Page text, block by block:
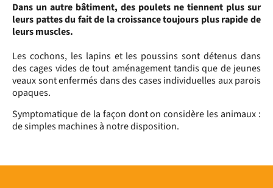
Dans un autre bâtiment, des poulets ne tiennent plus sur
leurs pattes du fait de la croissance toujours plus rapide de
leurs muscles.
Les cochons, les lapins et les poussins sont détenus dans
des cages vides de tout aménagement tandis que de jeunes
veaux sont enfermés dans des cases individuelles aux parois
opaques.
Symptomatique de la façon dont on considère les animaux :
de simples machines à notre disposition.